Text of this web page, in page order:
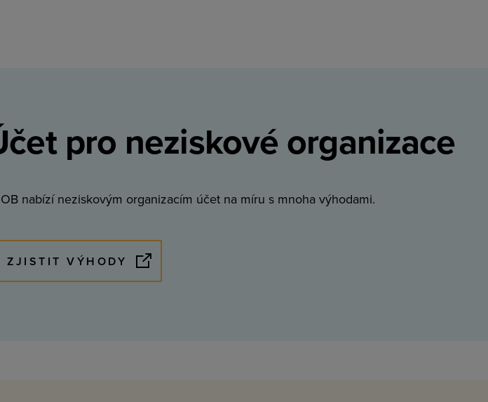
pro neziskové organizace
nabízí neziskovým organizacím účet na míru s mnoha výhodami.
ZJISTIT VÝHODY